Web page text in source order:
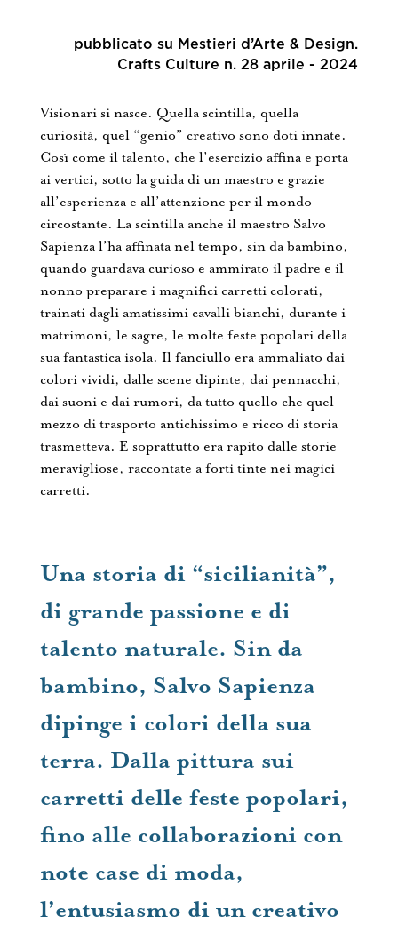
pubblicato su Mestieri d’Arte & Design.
Crafts Culture n. 28 aprile - 2024
Visionari si nasce. Quella scintilla, quella
curiosità, quel “genio” creativo sono doti innate.
Così come il talento, che l’esercizio affina e porta
ai vertici, sotto la guida di un maestro e grazie
all’esperienza e all’attenzione per il mondo
circostante. La scintilla anche il maestro Salvo
Sapienza l’ha affinata nel tempo, sin da bambino,
quando guardava curioso e ammirato il padre e il
nonno preparare i magnifici carretti colorati,
trainati dagli amatissimi cavalli bianchi, durante i
matrimoni, le sagre, le molte feste popolari della
sua fantastica isola. Il fanciullo era ammaliato dai
colori vividi, dalle scene dipinte, dai pennacchi,
dai suoni e dai rumori, da tutto quello che quel
mezzo di trasporto antichissimo e ricco di storia
trasmetteva. E soprattutto era rapito dalle storie
meravigliose, raccontate a forti tinte nei magici
carretti.
Una storia di “sicilianità”,
di grande passione e di
talento naturale. Sin da
bambino, Salvo Sapienza
dipinge i colori della sua
terra. Dalla pittura sui
carretti delle feste popolari,
fino alle collaborazioni con
note case di moda,
l’entusiasmo di un creativo